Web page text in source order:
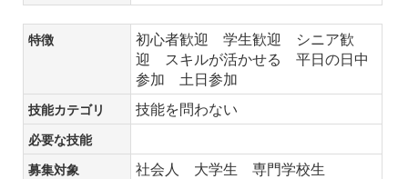
特徴
初心者歓迎 学生歓迎 シニア歓
迎 スキルが活かせる 平日の日中
参加 土日参加
技能カテゴリ 技能を問わない
必要な技能
募集対象 社会人 大学生 専門学校生